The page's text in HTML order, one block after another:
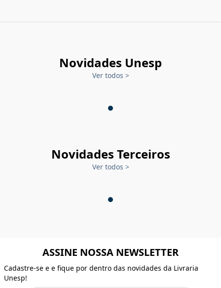
Novidades Unesp
Ver todos >
Novidades Terceiros
Ver todos >
ASSINE NOSSA NEWSLETTER
Cadastre-se e e fique por dentro das novidades da Livraria
Unesp!